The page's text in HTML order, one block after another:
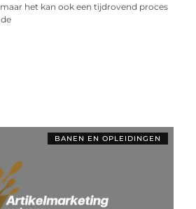
het kan ook een tijdrovend proces
BANEN EN OPLEIDINGEN